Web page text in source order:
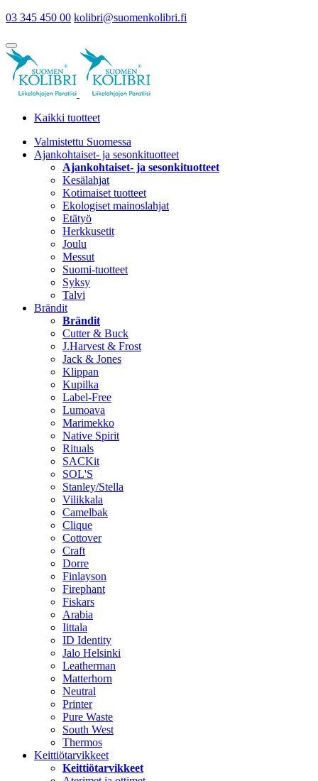
03 345 450 00 kolibri@suomenkolibri.fi
Kaikki tuotteet
Valmistettu Suomessa
Ajankohtaiset- ja sesonkituotteet
Ajankohtaiset- ja sesonkituotteet
Kesälahjat
Kotimaiset tuotteet
Ekologiset mainoslahjat
Etätyö
Herkkusetit
Joulu
Messut
Suomi-tuotteet
Syksy
Talvi
Brändit
Brändit
Cutter & Buck
J.Harvest & Frost
Jack & Jones
Klippan
Kupilka
Label-Free
Lumoava
Marimekko
Native Spirit
Rituals
SACKit
SOL'S
Stanley/Stella
Vilikkala
Camelbak
Clique
Cottover
Craft
Dorre
Finlayson
Firephant
Fiskars
Arabia
Iittala
ID Identity
Jalo Helsinki
Leatherman
Matterhorn
Neutral
Printer
Pure Waste
South West
Thermos
Keittiötarvikkeet
Keittiötarvikkeet